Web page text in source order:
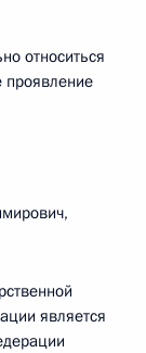
относиться
проявление
является